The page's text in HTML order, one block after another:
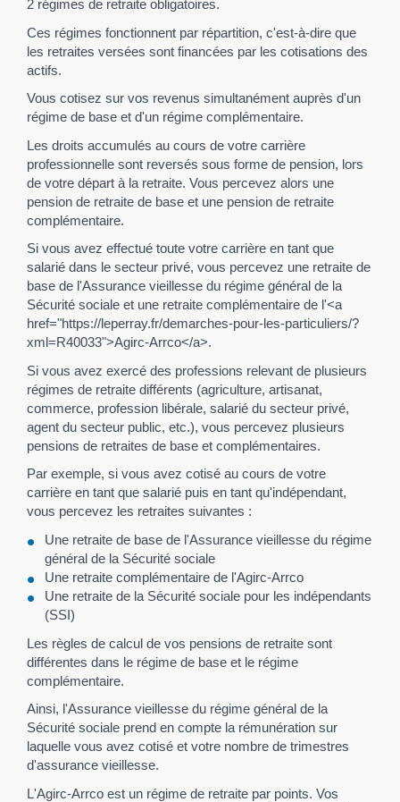
2 régimes de retraite obligatoires.
Ces régimes fonctionnent par répartition, c'est-à-dire que
les retraites versées sont financées par les cotisations des
actifs.
Vous cotisez sur vos revenus simultanément auprès d'un
régime de base et d'un régime complémentaire.
Les droits accumulés au cours de votre carrière
professionnelle sont reversés sous forme de pension, lors
de votre départ à la retraite. Vous percevez alors une
pension de retraite de base et une pension de retraite
complémentaire.
Si vous avez effectué toute votre carrière en tant que
salarié dans le secteur privé, vous percevez une retraite de
base de l'Assurance vieillesse du régime général de la
Sécurité sociale et une retraite complémentaire de l'<a
href="https://leperray.fr/demarches-pour-les-particuliers/?
xml=R40033">Agirc-Arrco</a>.
Si vous avez exercé des professions relevant de plusieurs
régimes de retraite différents (agriculture, artisanat,
commerce, profession libérale, salarié du secteur privé,
agent du secteur public, etc.), vous percevez plusieurs
pensions de retraites de base et complémentaires.
Par exemple, si vous avez cotisé au cours de votre
carrière en tant que salarié puis en tant qu'indépendant,
vous percevez les retraites suivantes :
Une retraite de base de l'Assurance vieillesse du régime
général de la Sécurité sociale
Une retraite complémentaire de l'Agirc-Arrco
Une retraite de la Sécurité sociale pour les indépendants
(SSI)
Les règles de calcul de vos pensions de retraite sont
différentes dans le régime de base et le régime
complémentaire.
Ainsi, l'Assurance vieillesse du régime général de la
Sécurité sociale prend en compte la rémunération sur
laquelle vous avez cotisé et votre nombre de trimestres
d'assurance vieillesse.
L'Agirc-Arrco est un régime de retraite par points. Vos